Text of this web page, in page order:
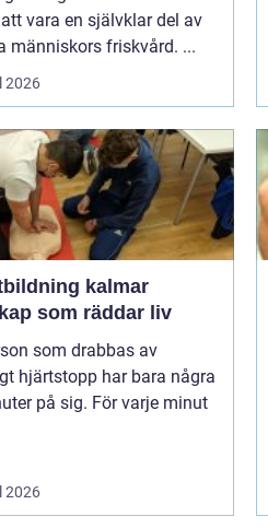
vara en självklar del av
människors friskvård. ...
2026
kalmar
som räddar liv
som drabbas av
hjärtstopp har bara några
på sig. För varje minut
2026